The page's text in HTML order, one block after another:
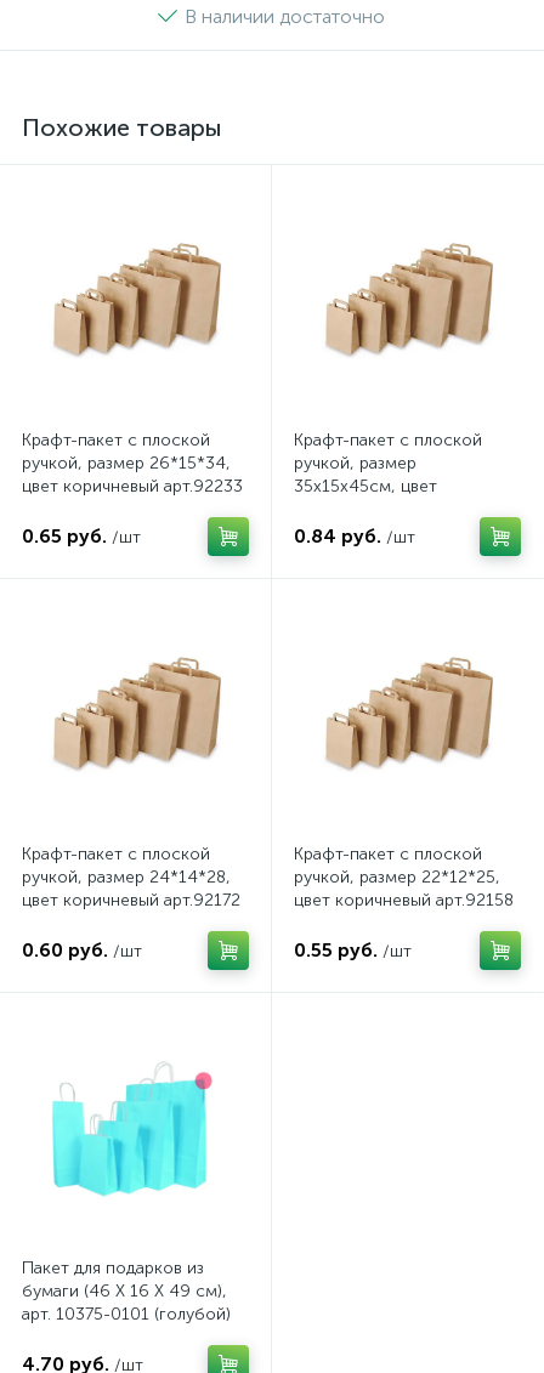
В наличии достаточно
Похожие товары
Крафт-пакет с плоской
ручкой, размер 26*15*34,
цвет коричневый арт.92233
0.65 руб. /шт
Крафт-пакет с плоской
ручкой, размер
35х15х45см, цвет
0.84 руб. /шт
Крафт-пакет с плоской
ручкой, размер 24*14*28,
цвет коричневый арт.92172
0.60 руб. /шт
Крафт-пакет с плоской
ручкой, размер 22*12*25,
цвет коричневый арт.92158
0.55 руб. /шт
Пакет для подарков из
бумаги (46 X 16 X 49 см),
арт. 10375-0101 (голубой)
4.70 руб. /шт